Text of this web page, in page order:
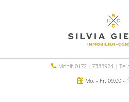
Mobil: 0172 - 7383924 |
Mo. - Fr. 09.00 -